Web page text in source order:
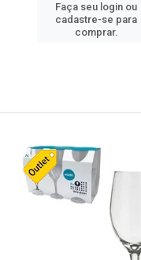
Faça seu login ou
cadastre-se para
comprar.